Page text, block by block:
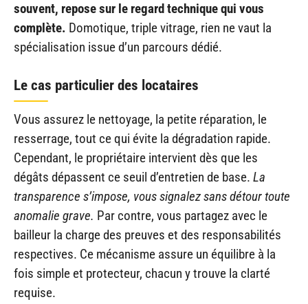
souvent, repose sur le regard technique qui vous
complète. Domotique, triple vitrage, rien ne vaut la
spécialisation issue d’un parcours dédié.
Le cas particulier des locataires
Vous assurez le nettoyage, la petite réparation, le
resserrage, tout ce qui évite la dégradation rapide.
Cependant, le propriétaire intervient dès que les
dégâts dépassent ce seuil d’entretien de base. La
transparence s’impose, vous signalez sans détour toute
anomalie grave. Par contre, vous partagez avec le
bailleur la charge des preuves et des responsabilités
respectives. Ce mécanisme assure un équilibre à la
fois simple et protecteur, chacun y trouve la clarté
requise.